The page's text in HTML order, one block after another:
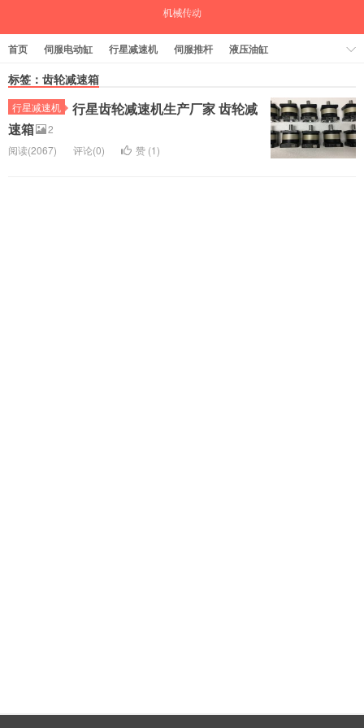
首页 伺服电动缸 行星减速机 伺服推杆
液压油缸
中空旋转平台
气缸
标签：齿轮减速箱
行星减速机
行星齿轮减速机生产厂家 齿轮减
速箱
2
阅读(2067)
评论(0) 赞 (1)